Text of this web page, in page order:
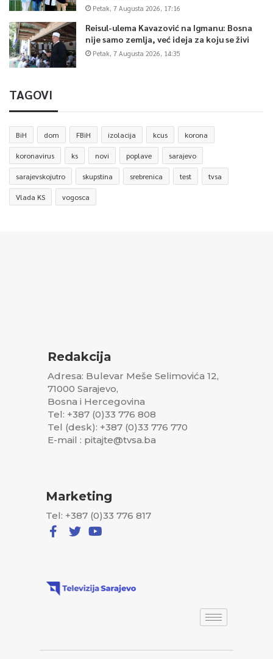
Petak, 7 Augusta 2026, 17:16
Reisul-ulema Kavazović na Igmanu: Bosna
nije samo zemlja, već ideja za koju se živi
Petak, 7 Augusta 2026, 14:35
TAGOVI
BiH dom FBiH izolacija kcus korona
koronavirus ks novi poplave sarajevo
sarajevskojutro skupstina srebrenica test tvsa
Vlada KS vogosca
Redakcija
Adresa: Bulevar Meše Selimovića 12,
71000 Sarajevo,
Bosna i Hercegovina
Tel: +387 (0)33 776 808
Tel (desk): +387 (0)33 776 770
E-mail : pitajte@tvsa.ba
Marketing
Tel: +387 (0)33 776 817